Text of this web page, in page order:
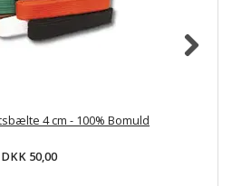
4 cm - 100% Bomuld
DKK 50,00